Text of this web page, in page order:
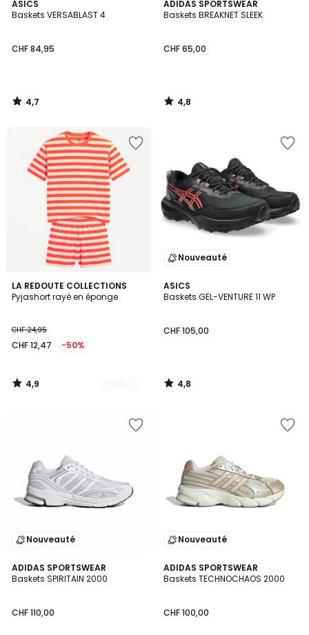
ASICS
Baskets VERSABLAST 4
CHF 84,95
4,7
/ 5
4,7
/
ADIDAS SPORTSWEAR
Baskets BREAKNET SLEEK
CHF 65,00
4,8
/ 5
4,8
/
LA REDOUTE COLLECTIONS
Pyjashort rayé en éponge
CHF 24,95
CHF 12,47 -50%
4,9
/ 5
2
Couleurs
4,9
/
Nouveauté
ASICS
Baskets GEL-VENTURE 11 WP
CHF 105,00
4,8
/ 5
4,8
/
Nouveauté
ADIDAS SPORTSWEAR
Baskets SPIRITAIN 2000
CHF 110,00
4,8
/ 5
3
Couleurs
Nouveauté
ADIDAS SPORTSWEAR
Baskets TECHNOCHAOS 2000
CHF 100,00
4,9
/ 5